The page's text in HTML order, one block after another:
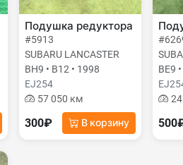
Подушка редуктора
#5913
SUBARU LANCASTER
BH9 • B12 • 1998
EJ254
57 050 км
300₽ В корзину
BE9